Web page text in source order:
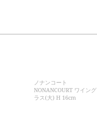
ノナンコート
NONANCOURT ワイング
ラス(大) H 16cm